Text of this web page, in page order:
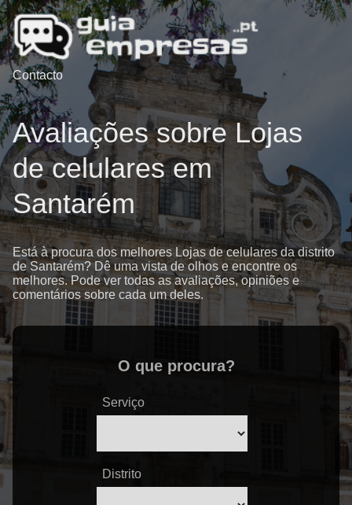
Contacto
Avaliações sobre Lojas
de celulares em
Santarém
Está à procura dos melhores Lojas de celulares da distrito
de Santarém? Dê uma vista de olhos e encontre os
melhores. Pode ver todas as avaliações, opiniões e
comentários sobre cada um deles.
O que procura?
Serviço
Distrito